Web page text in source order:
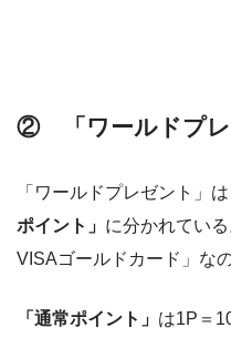
② 「ワールドプ
「ワールドプレゼント」は
ポイント」 に分かれてい
VISAゴールドカード」なの
「通常ポイント」 は1P＝